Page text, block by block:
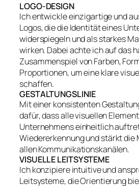
LOGO-DESIGN
Ich entwickle einzigartige und
Logos, die die Identität eines
widerspiegeln und als starkes
wirken. Dabei achte ich auf das
Zusammenspiel von Farben,
Proportionen, um eine klare
schaffen.
GESTALTUNGSLINIE
Mit einer konsistenten
dafür, dass alle visuellen
Unternehmens einheitlich
Wiedererkennung und stärkt
allen Kommunikationskanälen.
VISUELLE LEITSYSTEME
Ich konzipiere intuitive und
Leitsysteme, die Orientierung